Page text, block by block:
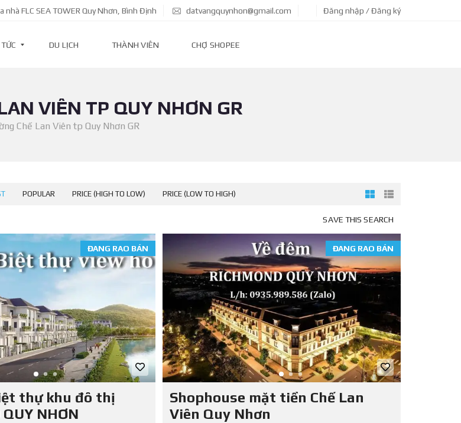
nhà FLC SEA TOWER Quy Nhơn, Bình Định datvangquynhon@gmail.com Đăng nhập / Đăng ký
DU LỊCH THÀNH VIÊN CHỢ SHOPEE
VIÊN TP QUY NHƠN GR
Chế Lan Viên tp Quy Nhơn GR
POPULAR PRICE (HIGH TO LOW) PRICE (LOW TO HIGH)
SAVE THIS SEARCH
ĐANG RAO BÁN
thự khu đô thị
NHƠN
ĐANG RAO BÁN
Shophouse mặt tiền Chế Lan
Viên Quy Nhơn